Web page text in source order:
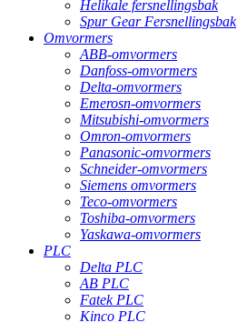
Helikale fersnellingsbak
Spur Gear Fersnellingsbak
Omvormers
ABB-omvormers
Danfoss-omvormers
Delta-omvormers
Emerosn-omvormers
Mitsubishi-omvormers
Omron-omvormers
Panasonic-omvormers
Schneider-omvormers
Siemens omvormers
Teco-omvormers
Toshiba-omvormers
Yaskawa-omvormers
PLC
Delta PLC
AB PLC
Fatek PLC
Kinco PLC